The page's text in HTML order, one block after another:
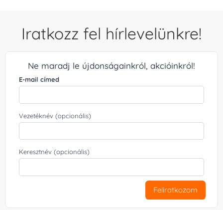
Iratkozz fel hírlevelünkre!
Ne maradj le újdonságainkról, akcióinkról!
E-mail címed
Vezetéknév (opcionális)
Keresztnév (opcionális)
Feliratkozom